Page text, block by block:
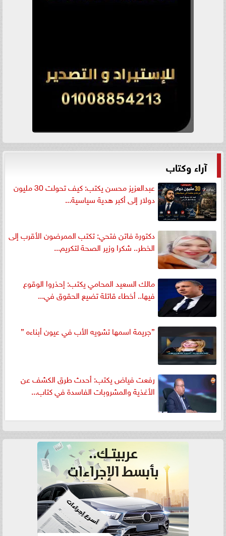
آراء وكتاب
عبدالعزيز محسن يكتب: كيف تحولت 30 مليون
دولار إلى أكبر هدية سياسية...
دكتورة فاتن فتحي: تكتب الممرضون الأقرب إلى
الخطر.. شكرا وزير الصحة لتكريم...
مالك السعيد المحامي يكتب: إحذروا الوقوع
فيها.. أخطاء قاتلة تضيع الحقوق في...
”جريمة اسمها تشويه الأب في عيون أبناءه ”
رفعت فياض يكتب: أحدث طرق الكشف عن
الأغذية والمشروبات الفاسدة في كتاب...